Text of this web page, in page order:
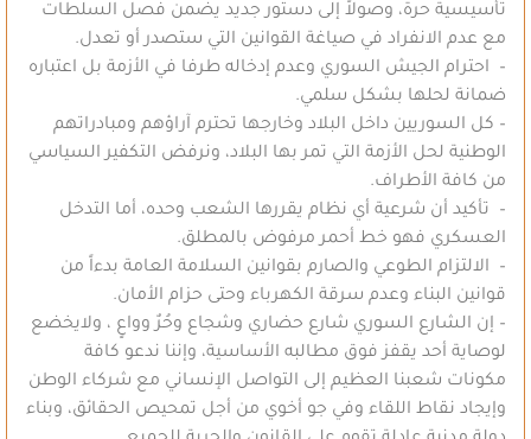
تأسيسية حرة، وصولاً إلى دستور جديد يضمن فصل السلطات
مع عدم الانفراد في صياغة القوانين التي ستصدر أو تعدل.
– احترام الجيش السوري وعدم إدخاله طرفا في الأزمة بل اعتباره
ضمانة لحلها بشكل سلمي.
– كل السوريين داخل البلاد وخارجها تحترم آراؤهم ومبادراتهم
الوطنية لحل الأزمة التي تمر بها البلاد، ونرفض التكفير السياسي
من كافة الأطراف.
– تأكيد أن شرعية أي نظام يقررها الشعب وحده، أما التدخل
العسكري فهو خط أحمر مرفوض بالمطلق.
– الالتزام الطوعي والصارم بقوانين السلامة العامة بدءاً من
قوانين البناء وعدم سرقة الكهرباء وحتى حزام الأمان.
– إن الشارع السوري شارع حضاري وشجاع وحُرٌ وواعٍ ، ولايخضع
لوصاية أحد يقفز فوق مطالبه الأساسية، وإننا ندعو كافة
مكونات شعبنا العظيم إلى التواصل الإنساني مع شركاء الوطن
وإيجاد نقاط اللقاء وفي جو أخوي من أجل تمحيص الحقائق، وبناء